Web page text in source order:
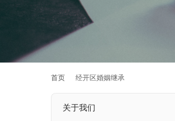
首页 经开区婚姻继承
关于我们